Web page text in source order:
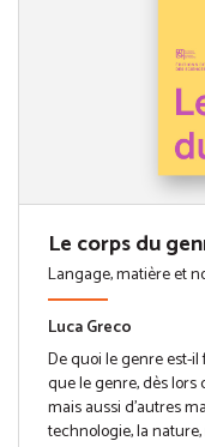
Le corps du
Langage, matière et
Luca Greco
De quoi le genre est-il
que le genre, dès lors
mais aussi d’autres
technologie, la